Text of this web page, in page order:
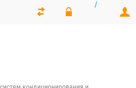
/
кондиционирования и